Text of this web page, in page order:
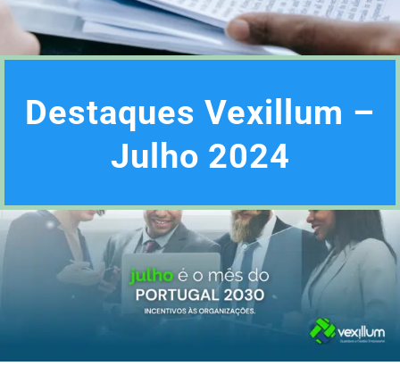
Destaques Vexillum –
Julho 2024